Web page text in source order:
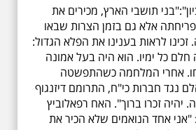
תושבי הארץ, מכירים את
פריחתה אלא גם בזמן הצרות שבאו
לראות בענינו את הפלא הגדול:
כל ימיו. הוא היה בעל אמונה
אחרי המלחמה כשהתפשטה
נגד חברות כי"ח, התרומם דיזנגוף
יהיה זכרו ברוך". האח רפאלוביץ
אחד הנואמים שלא הכיר את